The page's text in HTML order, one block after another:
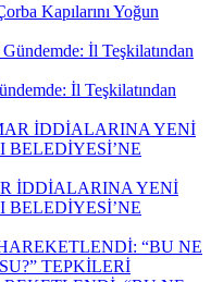
Kapılarını Yoğun
İl Teşkilatından
İDDİALARINA YENİ
BELEDİYESİ’NE